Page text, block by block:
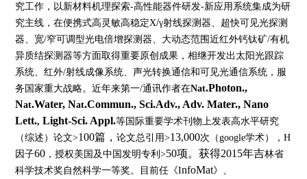
究工作 ，以新材料机理探索-高性能器件研发-新应用系统集成为研
究主线，在便携式高灵敏高稳定X/γ射线探测器、超快可见光探测
器、宽/窄可调型光电倍增探测器、大动态范围近红外钙钛矿/有机
异质结探测器等方面取得重要原创成果，相继开发出太阳光跟踪
系统、红外/射线成像系统、声光转换通信和可见光通信系统，服
务国家重大战略。近年来第一/通讯作者在Nat.Photon.,
Nat.Water, Nat.Commun., Sci.Adv., Adv. Mater., Nano
Lett., Light-Sci. Appl.等 国际重要学术刊物上发表高水平研究
（综述）论文>100篇，论文总引用>13,000次（google学术），H
因子60 ，授权美国及中国发明专利>50项。获得2015年吉林省
科学技术奖自然科学一等奖 。 目前任《InfoMat》、